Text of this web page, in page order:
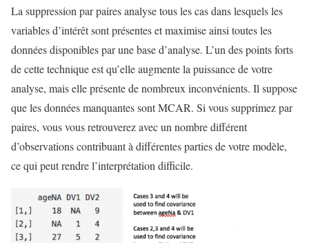
La suppression par paires analyse tous les cas dans lesquels les
variables d’intérêt sont présentes et maximise ainsi toutes les
données disponibles par une base d’analyse. L’un des points forts
de cette technique est qu’elle augmente la puissance de votre
analyse, mais elle présente de nombreux inconvénients. Il suppose
que les données manquantes sont MCAR. Si vous supprimez par
paires, vous vous retrouverez avec un nombre différent
d’observations contribuant à différentes parties de votre modèle,
ce qui peut rendre l’interprétation difficile.